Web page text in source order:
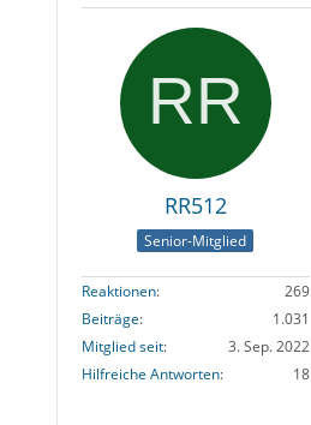
RR512
Senior-Mitglied
Reaktionen
269
Beiträge
1.031
Mitglied seit
3. Sep. 2022
Hilfreiche Antworten
18